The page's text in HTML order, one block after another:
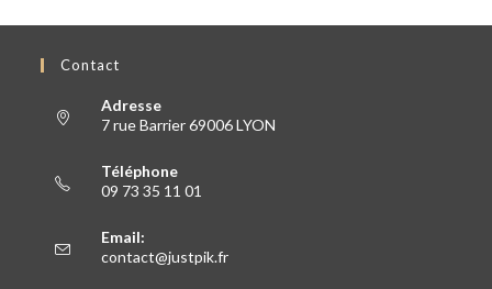
Contact
Adresse
7 rue Barrier 69006 LYON
Téléphone
09 73 35 11 01
Email:
contact@justpik.fr